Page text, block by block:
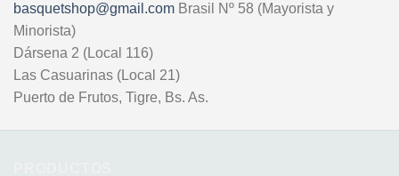
basquetshop@gmail.com Brasil Nº 58 (Mayorista y
Minorista)
Dársena 2 (Local 116)
Las Casuarinas (Local 21)
Puerto de Frutos, Tigre, Bs. As.